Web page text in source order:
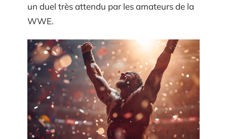
un duel très attendu par les amateurs de la
WWE.